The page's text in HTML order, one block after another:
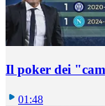
Il poker dei
01:48